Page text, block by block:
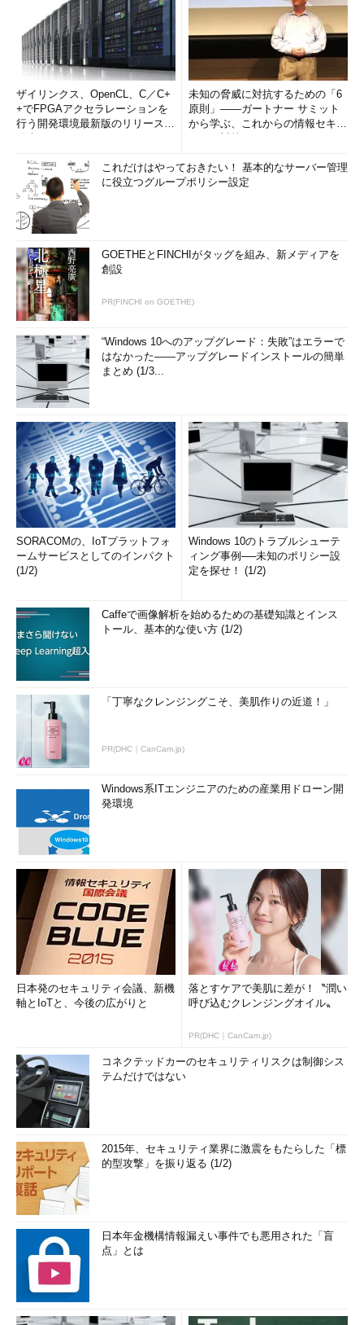
ザイリンクス、OpenCL、C／C+
+でFPGAアクセラレーションを
行う開発環境最新版のリリースを
未知の脅威に対抗するための「6
原則」――ガートナー サミット
から学ぶ、これからの情報セキュ
これだけはやっておきたい！ 基本的なサーバー管理
に役立つグループポリシー設定
GOETHEとFINCHIがタッグを組み、新メディアを
創設
PR(FINCHI on GOETHE)
“Windows 10へのアップグレード：失敗”はエラーで
はなかった――アップグレードインストールの簡単
まとめ (1/3...
SORACOMの、IoTプラットフォ
ームサービスとしてのインパクト
(1/2)
Windows 10のトラブルシューテ
ィング事例──未知のポリシー設
定を探せ！ (1/2)
Caffeで画像解析を始めるための基礎知識とインス
トール、基本的な使い方 (1/2)
「丁寧なクレンジングこそ、美肌作りの近道！」
PR(DHC｜CanCam.jp)
Windows系ITエンジニアのための産業用ドローン開
発環境
日本発のセキュリティ会議、新機
軸とIoTと、今後の広がりと
落とすケアで美肌に差が！〝潤い
呼び込むクレンジングオイル〟
PR(DHC｜CanCam.jp)
コネクテッドカーのセキュリティリスクは制御シス
テムだけではない
2015年、セキュリティ業界に激震をもたらした「標
的型攻撃」を振り返る (1/2)
日本年金機構情報漏えい事件でも悪用された「盲
点」とは